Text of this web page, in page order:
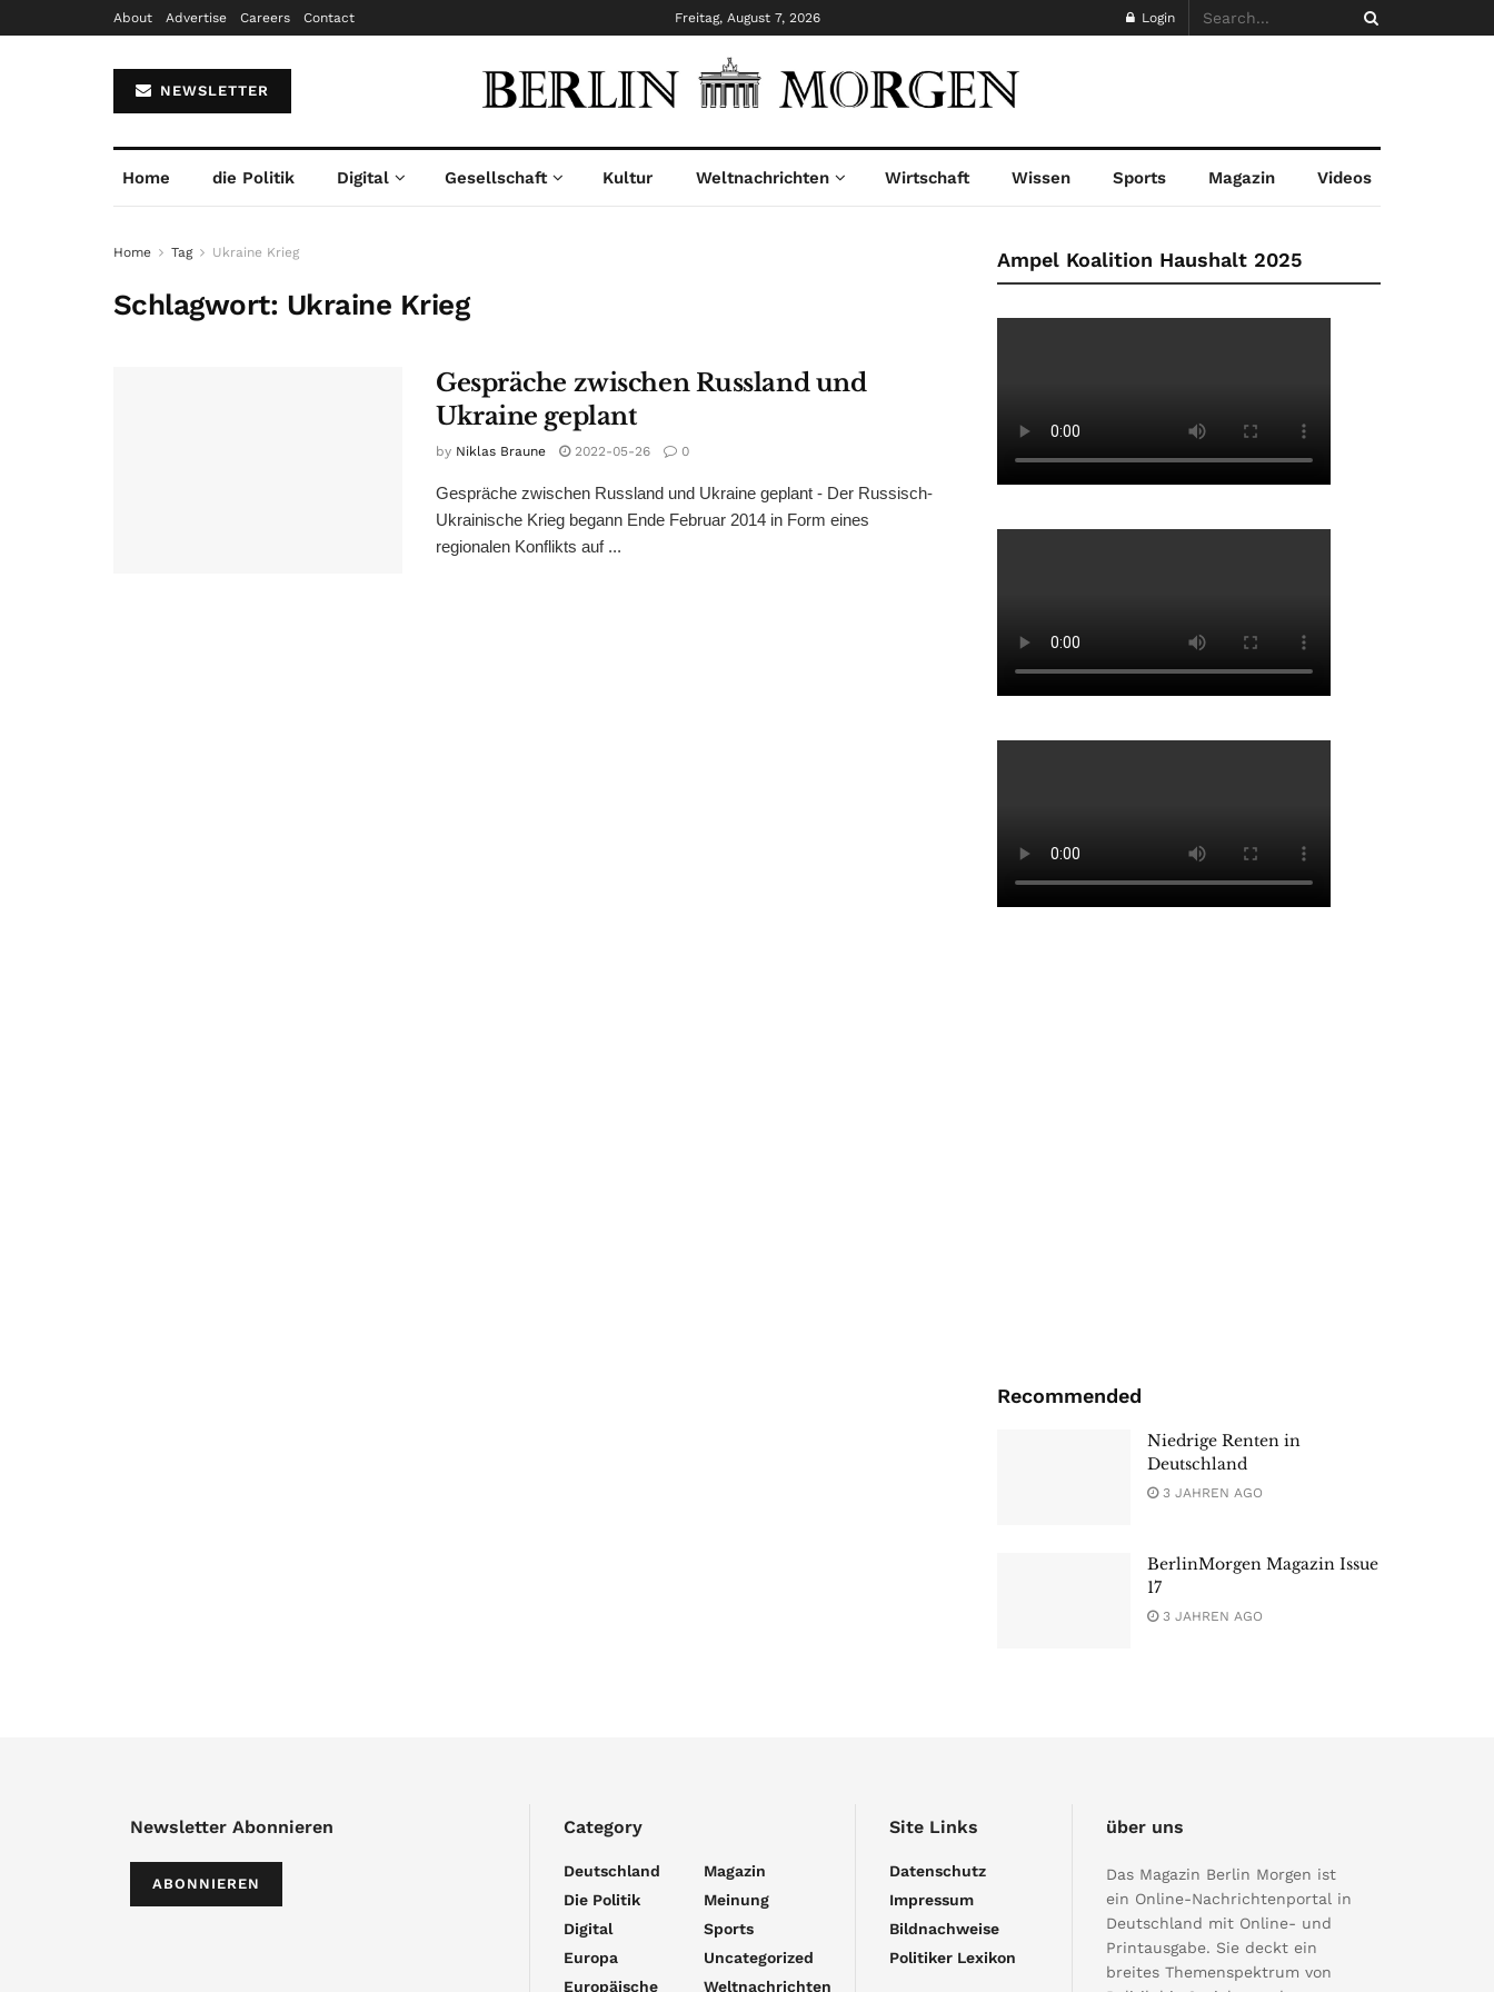
About Advertise Careers Contact Freitag, August 7, 2026 Login
NEWSLETTER
Home die Politik Digital Gesellschaft Kultur Weltnachrichten Wirtschaft Wissen Sports Magazin Videos
Home Tag Ukraine Krieg
Schlagwort: Ukraine Krieg
Gespräche zwischen Russland und
Ukraine geplant
by Niklas Braune 2022-05-26 0
Gespräche zwischen Russland und Ukraine geplant - Der Russisch-
Ukrainische Krieg begann Ende Februar 2014 in Form eines
regionalen Konflikts auf ...
Ampel Koalition Haushalt 2025
Recommended
Niedrige Renten in
Deutschland
3 JAHREN AGO
BerlinMorgen Magazin Issue
17
3 JAHREN AGO
Newsletter Abonnieren
ABONNIEREN
Category
Deutschland
Die Politik
Digital
Europa
Europäische
Magazin
Meinung
Sports
Uncategorized
Weltnachrichten
Site Links
Datenschutz
Impressum
Bildnachweise
Politiker Lexikon
über uns
Das Magazin Berlin Morgen ist
ein Online-Nachrichtenportal in
Deutschland mit Online- und
Printausgabe. Sie deckt ein
breites Themenspektrum von